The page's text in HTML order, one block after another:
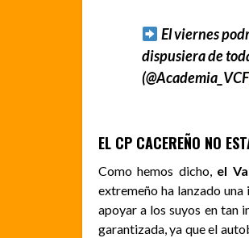
El viernes
dispusiera de
EL CP CACEREÑO NO
Como hemos dicho, el
extremeño ha lanzado
apoyar a los suyos en tan
garantizada, ya que el